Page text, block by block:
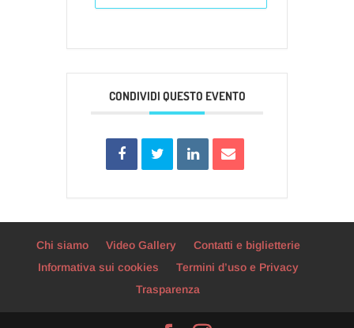
CONDIVIDI QUESTO EVENTO
Chi siamo Video Gallery
Contatti e biglietterie
Informativa sui cookies
Termini d’uso e Privacy
Trasparenza